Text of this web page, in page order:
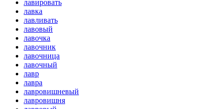
лавировать
лавка
лавливать
лавовый
лавочка
лавочник
лавочница
лавочный
лавр
лавра
лавровишневый
лавровишня